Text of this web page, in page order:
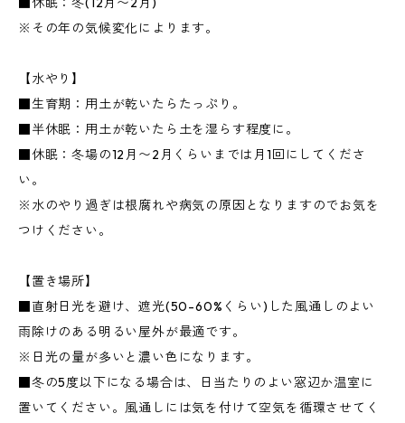
※その年の気候変化によります。
【水やり】
■生育期：用土が乾いたらたっぷり。
■半休眠：用土が乾いたら土を湿らす程度に。
■休眠：冬場の12月〜2月くらいまでは月1回にしてくださ
い。
※水のやり過ぎは根腐れや病気の原因となりますのでお気を
つけください。
【置き場所】
■直射日光を避け、遮光(50-60%くらい)した風通しのよい
雨除けのある明るい屋外が最適です。
※日光の量が多いと濃い色になります。
■冬の5度以下になる場合は、日当たりのよい窓辺か温室に
置いてください。風通しには気を付けて空気を循環させてく